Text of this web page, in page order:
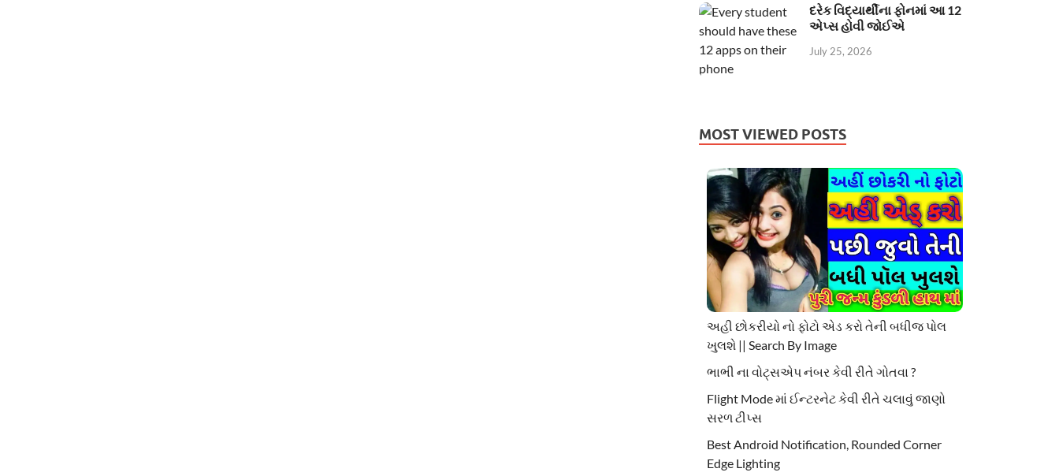
દરેક વિદ્યાર્થીના ફોનમાં આ 12
એપ્સ હોવી જોઈએ
July 25, 2026
MOST VIEWED POSTS
અહી છોકરીયો નો ફોટો એડ કરો તેની બધીજ પોલ
ખુલશે || Search By Image
ભાભી ના વોટ્સએપ નંબર કેવી રીતે ગોતવા ?
Flight Mode માં ઈન્ટરનેટ કેવી રીતે ચલાવું જાણો
સરળ ટીપ્સ
Best Android Notification, Rounded Corner
Edge Lighting